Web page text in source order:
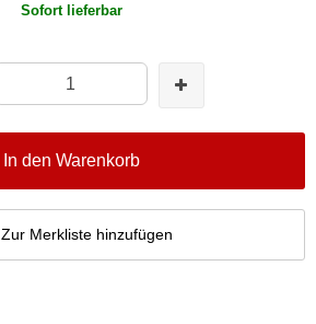
Sofort lieferbar
In den Warenkorb
Zur Merkliste hinzufügen